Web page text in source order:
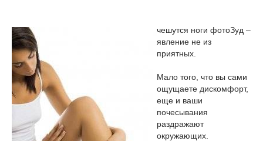
чешутся ноги фотоЗуд –
явление не из
приятных.
Мало того, что вы сами
ощущаете дискомфорт,
еще и ваши
почесывания
раздражают
окружающих.